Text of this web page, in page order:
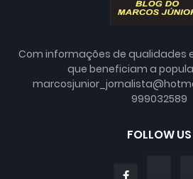
Com informações de qualidades
que beneficiam a
999032589
FOLLOW US